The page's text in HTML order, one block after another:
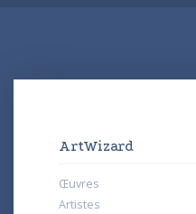
ArtWizard
Œuvres
Artistes